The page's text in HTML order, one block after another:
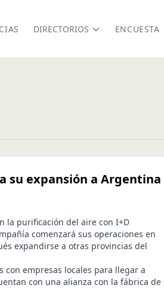
DIRECTORIOS ENCUESTA
su expansión a Argentina
la purificación del aire con I+D
comenzará sus operaciones en
expandirse a otras provincias del
con empresas locales para llegar a
con una alianza con la fábrica de